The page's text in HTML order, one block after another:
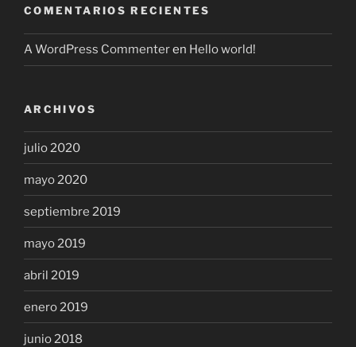
COMENTARIOS RECIENTES
A WordPress Commenteren Hello world!
ARCHIVOS
julio 2020
mayo 2020
septiembre 2019
mayo 2019
abril 2019
enero 2019
junio 2018